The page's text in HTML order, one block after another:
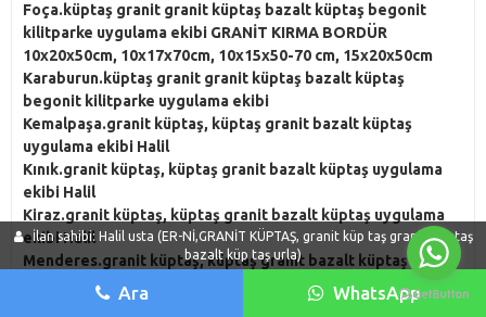
İlan sahibi: Halil usta (ER-Nİ,GRANİT KÜPTAŞ, granit küp taş granit küp taş
bazalt küp taş urla)
Ara WhatsApp
Foça.küptaş granit granit küptaş bazalt küptaş begonit
kilitparke uygulama ekibi GRANİT KIRMA BORDÜR
10x20x50cm, 10x17x70cm, 10x15x50-70 cm, 15x20x50cm
Karaburun.küptaş granit granit küptaş bazalt küptaş
begonit kilitparke uygulama ekibi
Kemalpaşa.granit küptaş, küptaş granit bazalt küptaş
uygulama ekibi Halil
Kınık.granit küptaş, küptaş granit bazalt küptaş uygulama
ekibi Halil
Kiraz.granit küptaş, küptaş granit bazalt küptaş uygulama
ekibi Halil
Menderes.granit küptaş, küptaş granit bazalt küptaş
uygulama ekibi Halil
Menemen.granit küptaş, küptaş granit bazalt küptaş